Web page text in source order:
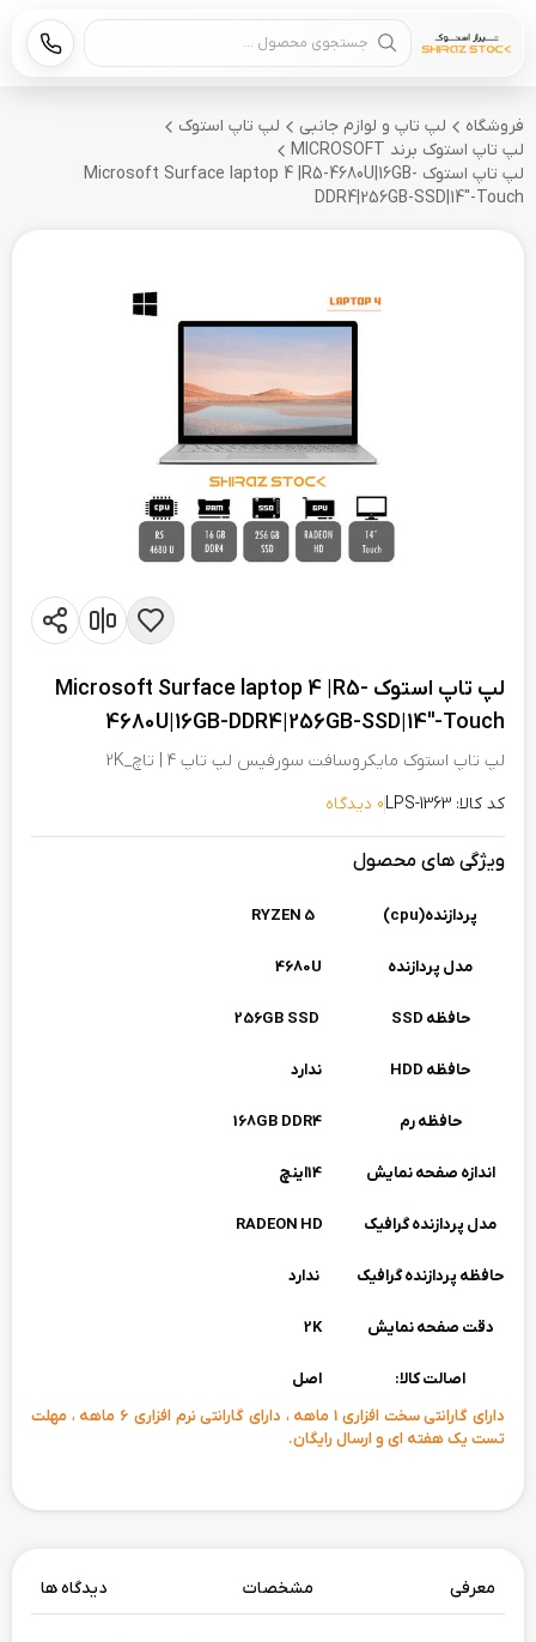
جستجوی محصول
فروشگاه لپ تاپ و لوازم جانبی
لپ تاپ استوک
لپ تاپ استوک برند MICROSOFT
لپ تاپ استوک Microsoft Surface laptop 4 |R5-4680U|16GB-
DDR4|256GB-SSD|14"-Touch
لپ تاپ استوک Microsoft Surface laptop 4 |R5-
4680U|16GB-DDR4|256GB-SSD|14"-Touch
لپ تاپ استوک مایکروسافت سورفیس لپ تاپ 4 | تاچ_2K
کد کالا: LPS-1363
0 دیدگاه
ویژگی های محصول
پردازنده(cpu)
مدل پردازنده
حافظه SSD
حافظه HDD ندارد
حافظه رم
اندازه صفحه نمایش
مدل پردازنده گرافیک RADEON HD
حافظه پردازنده گرافیک ندارد
دقت صفحه نمایش 2K
اصالت کالا:
اصل
دارای گارانتی سخت افزاری 1 ماهه ، دارای گارانتی نرم افزاری 6 ماهه ، مهلت
تست یک هفته ای و ارسال رایگان.
معرفی مشخصات دیدگاه ها